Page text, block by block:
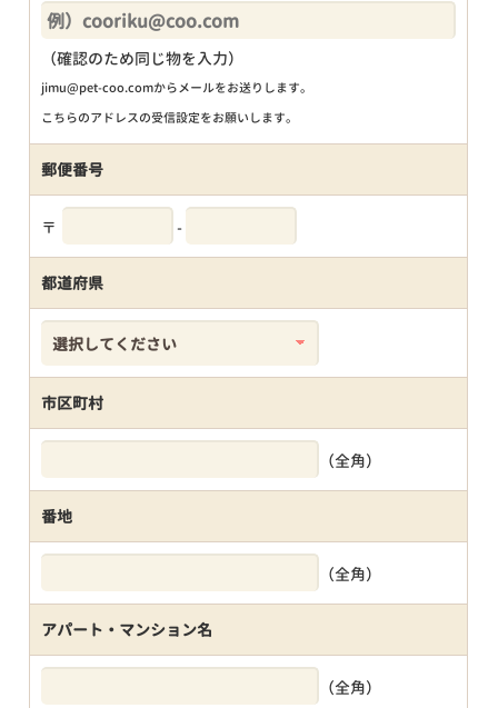
（確認のため同じ物を入力）
jimu@pet-coo.comからメールをお送りします。
こちらのアドレスの受信設定をお願いします。
郵便番号
〒 -
都道府県
市区町村
（全角）
番地
（全角）
アパート・マンション名
（全角）